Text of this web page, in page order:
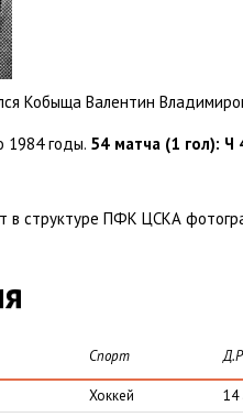
Кобыща Валентин
1984 годы. 54 матча (1 гол): Ч
в структуре ПФК ЦСКА
Спорт
Хоккей
14